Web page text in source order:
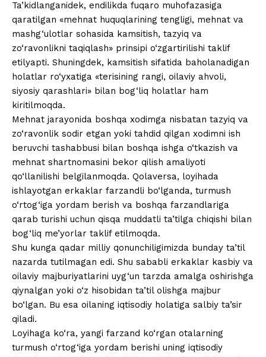
Ta’kidlanganidek, endilikda fuqaro muhofazasiga
qaratilgan «mehnat huquqlarining tengligi, mehnat va
mashg‘ulotlar sohasida kamsitish, tazyiq va
zo‘ravonlikni taqiqlash» prinsipi o‘zgartirilishi taklif
etilyapti. Shuningdek, kamsitish sifatida baholanadigan
holatlar ro‘yxatiga «terisining rangi, oilaviy ahvoli,
siyosiy qarashlari» bilan bog‘liq holatlar ham
kiritilmoqda.
Mehnat jarayonida boshqa xodimga nisbatan tazyiq va
zo‘ravonlik sodir etgan yoki tahdid qilgan xodimni ish
beruvchi tashabbusi bilan boshqa ishga o‘tkazish va
mehnat shartnomasini bekor qilish amaliyoti
qo‘llanilishi belgilanmoqda. Qolaversa, loyihada
ishlayotgan erkaklar farzandli bo‘lganda, turmush
o‘rtog‘iga yordam berish va boshqa farzandlariga
qarab turishi uchun qisqa muddatli ta’tilga chiqishi bilan
bog‘liq me’yorlar taklif etilmoqda.
Shu kunga qadar milliy qonunchiligimizda bunday ta’til
nazarda tutilmagan edi. Shu sababli erkaklar kasbiy va
oilaviy majburiyatlarini uyg‘un tarzda amalga oshirishga
qiynalgan yoki o‘z hisobidan ta’til olishga majbur
bo‘lgan. Bu esa oilaning iqtisodiy holatiga salbiy ta’sir
qiladi.
Loyihaga ko‘ra, yangi farzand ko‘rgan otalarning
turmush o‘rtog‘iga yordam berishi uning iqtisodiy